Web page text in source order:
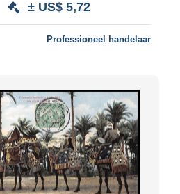
± US$ 5,72
Professioneel handelaar